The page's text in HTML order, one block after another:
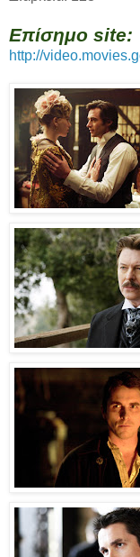
Επίσημο site:
http://